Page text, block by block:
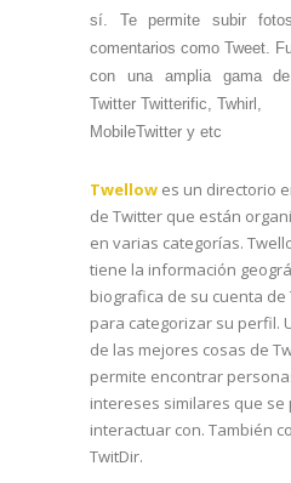
sí. Te permite subir
comentarios como Tweet.
con una amplia gama
Twitter Twitterific, Twhirl,
MobileTwitter y etc
Twellow es un directorio
de Twitter que están
en varias categorías.
tiene la información
biografica de su cuenta de
para categorizar su perfil.
de las mejores cosas de
permite encontrar
intereses similares que se
interactuar con. También
TwitDir.